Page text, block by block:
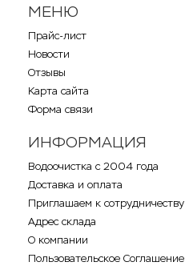
МЕНЮ
Прайс-лист
Новости
Отзывы
Карта сайта
Форма связи
ИНФОРМАЦИЯ
Водоочистка с 2004 года
Доставка и оплата
Приглашаем к сотрудничеству
Адрес склада
О компании
Пользовательское Соглашение